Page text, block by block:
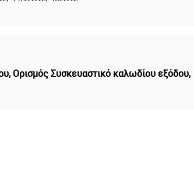
,Ορισμός Συσκευαστικό καλωδίου εξόδου,